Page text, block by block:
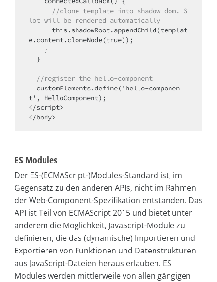
lot will be rendered automatically
e.content.cloneNode(true));
//register the hello-component
t', HelloComponent);
</script>
</body>
ES Modules
Der ES-(ECMAScript-)Modules-Standard ist, im
Gegensatz zu den anderen APIs, nicht im Rahmen
der Web-Component-Spezifikation entstanden. Das
API ist Teil von ECMAScript 2015 und bietet unter
anderem die Möglichkeit, JavaScript-Module zu
definieren, die das (dynamische) Importieren und
Exportieren von Funktionen und Datenstrukturen
aus JavaScript-Dateien heraus erlauben. ES
Modules werden mittlerweile von allen gängigen